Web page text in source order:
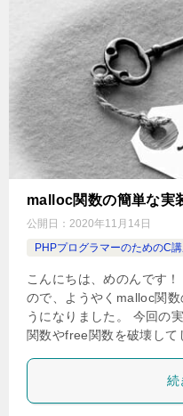
malloc関数の簡単な実
公開日： 2020年11月14日
PHPプログラマーのためのC
こんにちは、めのんです
ので、ようやくmalloc関
うになりました。 今回の
関数やfree関数を破壊し
続